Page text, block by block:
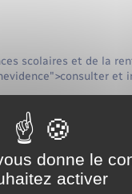
scolaires et de la
et
de votre
donne le
activer